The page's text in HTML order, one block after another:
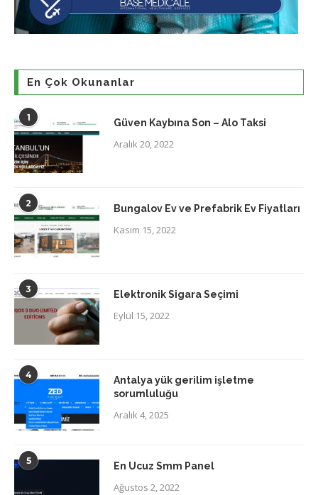
En Çok Okunanlar
1 Güven Kaybına Son – Alo Taksi
Aralık 20, 2022
2 Bungalov Ev ve Prefabrik Ev Fiyatları
Kasım 15, 2022
3 Elektronik Sigara Seçimi
Eylül 15, 2022
4
Antalya yük gerilim işletme
sorumluluğu
Aralık 4, 2025
5 En Ucuz Smm Panel
Ağustos 2, 2022